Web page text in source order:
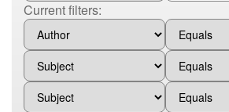
Current filters: